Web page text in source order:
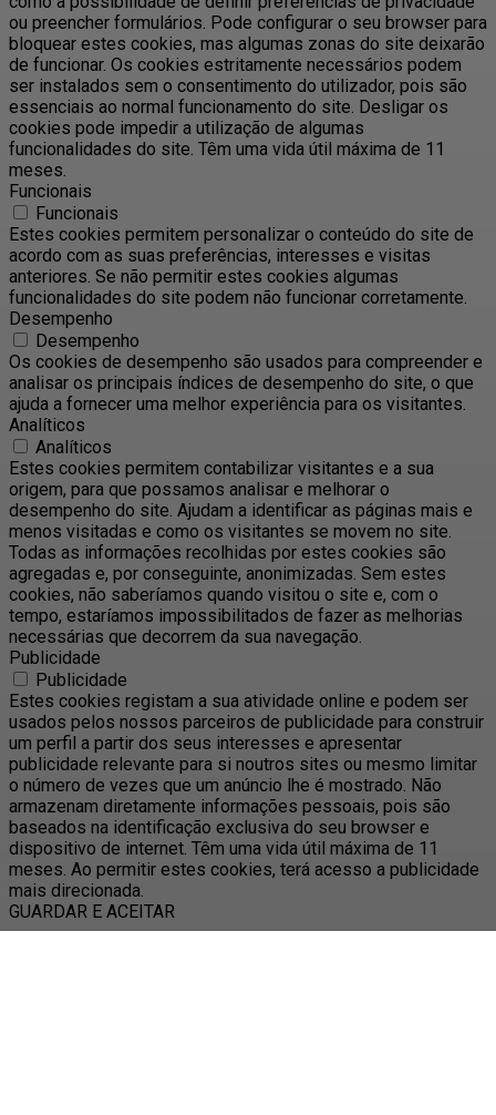
ou preencher formulários. Pode configurar o seu browser para
bloquear estes cookies, mas algumas zonas do site deixarão
de funcionar. Os cookies estritamente necessários podem
ser instalados sem o consentimento do utilizador, pois são
essenciais ao normal funcionamento do site. Desligar os
cookies pode impedir a utilização de algumas
funcionalidades do site. Têm uma vida útil máxima de 11
meses.
Funcionais
Funcionais
Estes cookies permitem personalizar o conteúdo do site de
acordo com as suas preferências, interesses e visitas
anteriores. Se não permitir estes cookies algumas
funcionalidades do site podem não funcionar corretamente.
Desempenho
Desempenho
Os cookies de desempenho são usados ​​para compreender e
analisar os principais índices de desempenho do site, o que
ajuda a fornecer uma melhor experiência para os visitantes.
Analíticos
Analíticos
Estes cookies permitem contabilizar visitantes e a sua
origem, para que possamos analisar e melhorar o
desempenho do site. Ajudam a identificar as páginas mais e
menos visitadas e como os visitantes se movem no site.
Todas as informações recolhidas por estes cookies são
agregadas e, por conseguinte, anonimizadas. Sem estes
cookies, não saberíamos quando visitou o site e, com o
tempo, estaríamos impossibilitados de fazer as melhorias
necessárias que decorrem da sua navegação.
Publicidade
Publicidade
Estes cookies registam a sua atividade online e podem ser
usados pelos nossos parceiros de publicidade para construir
um perfil a partir dos seus interesses e apresentar
publicidade relevante para si noutros sites ou mesmo limitar
o número de vezes que um anúncio lhe é mostrado. Não
armazenam diretamente informações pessoais, pois são
baseados na identificação exclusiva do seu browser e
dispositivo de internet. Têm uma vida útil máxima de 11
meses. Ao permitir estes cookies, terá acesso a publicidade
mais direcionada.
GUARDAR E ACEITAR